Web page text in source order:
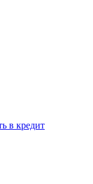
в кредит